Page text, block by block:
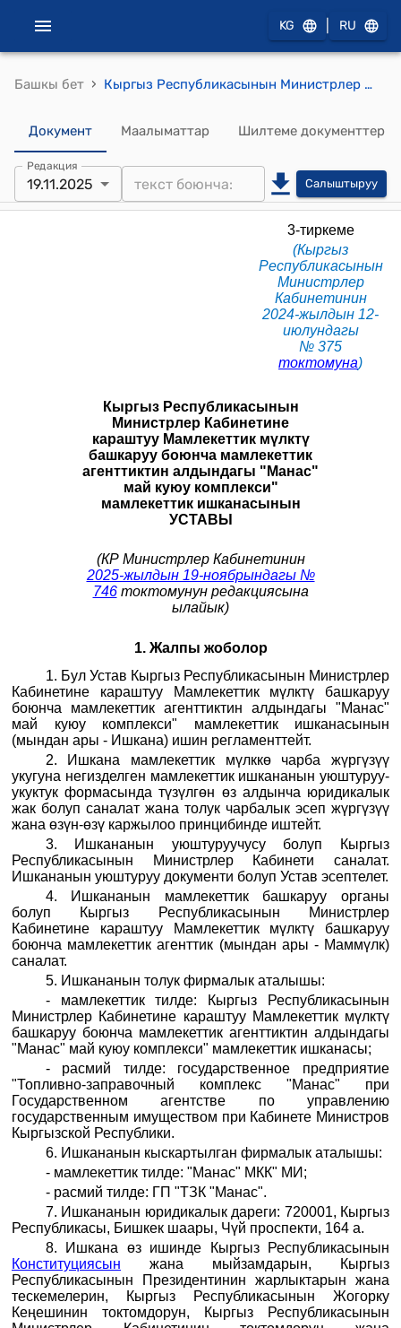
KG RU
Башкы бет › Кыргыз Республикасынын Министрлер Кабинетине караштуу Мамлекеттик мүлктү башкаруу боюнча мамлекеттик агенттиктин алдындагы "Манас" май куюу комплекси" мамлекеттик ишканасынын Уставы (КР Министрлер Кабинетинин 2024-жылдын 12-июлундагы № 375 токтомуна)
Документ Маалыматтар Шилтеме документтер
Редакция
19.11.2025 Салыштыруу